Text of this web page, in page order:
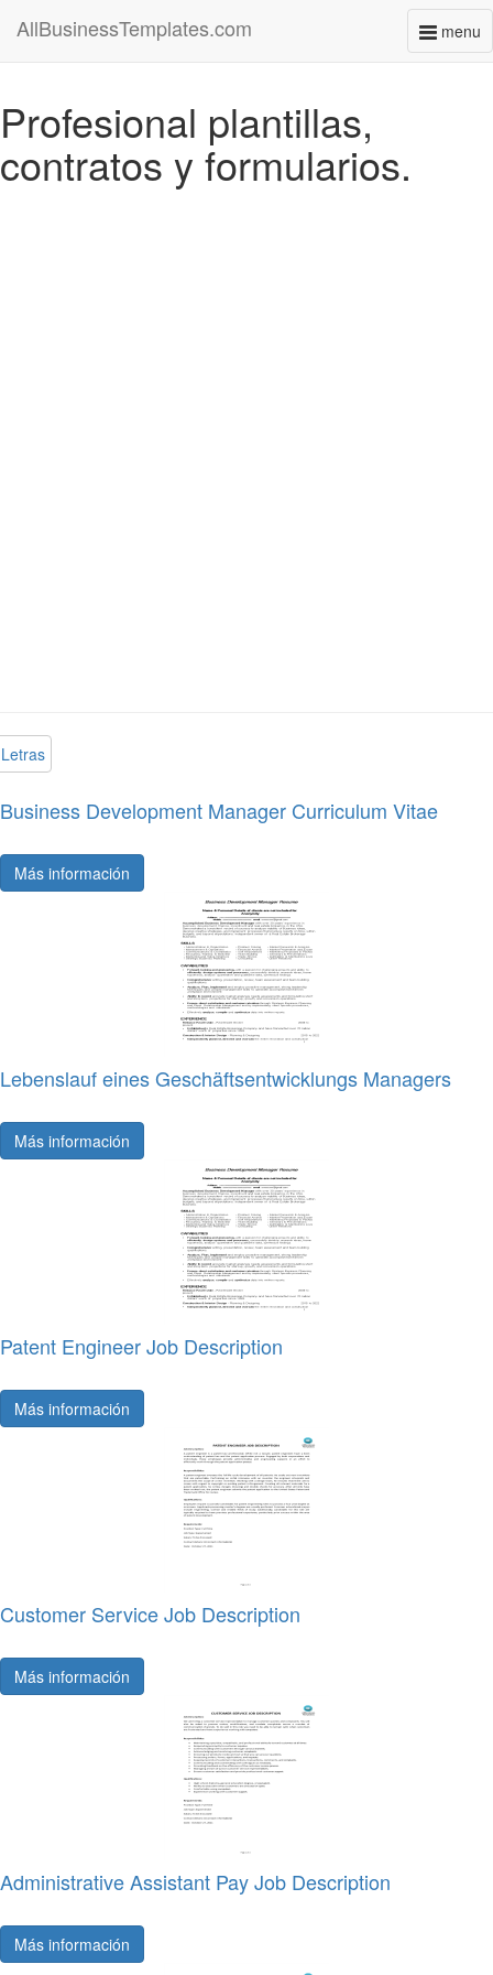
menu
AllBusinessTemplates.com
Profesional plantillas,
contratos y formularios.
Letras
Business Development Manager Curriculum Vitae
Más información
Lebenslauf eines Geschäftsentwicklungs Managers
Más información
Patent Engineer Job Description
Más información
Customer Service Job Description
Más información
Administrative Assistant Pay Job Description
Más información